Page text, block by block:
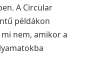
A Circular
példákon
nem, amikor a